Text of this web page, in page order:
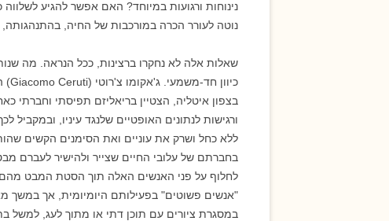
נינוחות ורגועות במיוחד? האם אפשר להגיע
נוטה לעורר הכרה במורכבות של החיה,
שאלות אלה לא נחקרו ברצינות, ככל הנראה. מה
בצפון איטליה, הצטיין בריאליזם תפיסתי וחברתי
ורגישות לנתונים האופטיים שלנגד עיניו,
ללא כחל ושרק את עוניים ואת הסימנים הקשים
בחברתם של עלובי החיים שצייר ולהישיר לעברם
לחלוף על פני האנשים האלה תוך הסטת המבט מהם
"אנשים פשוטים" בפעילותם היומיומית, אך במשך
במסגרת ציורים עם תוכן דתי או מתוך לעג, למשל